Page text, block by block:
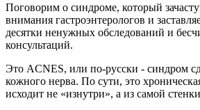
Поговорим о синдроме, который
внимания гастроэнтерологов и
десятки ненужных обследований и
консультаций.
Это ACNES, или по-русски - синдром
кожного нерва. По сути, это
исходит не «изнутри», а из самой